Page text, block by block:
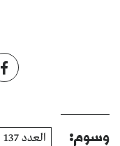
وسوم: العدد 137